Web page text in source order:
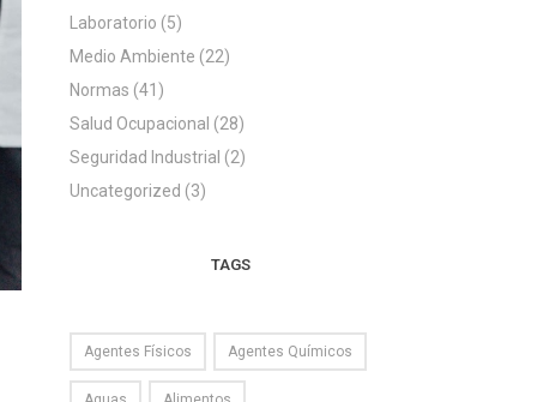
Laboratorio (5)
Medio Ambiente (22)
Normas (41)
Salud Ocupacional (28)
Seguridad Industrial (2)
Uncategorized (3)
TAGS
Agentes Físicos Agentes Químicos